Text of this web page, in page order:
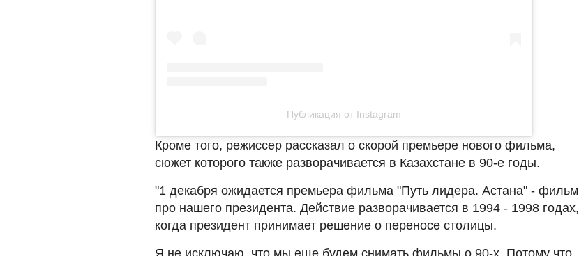
Публикация от Instagram
Кроме того, режиссер рассказал о скорой премьере нового фильма,
сюжет которого также разворачивается в Казахстане в 90-е годы.
"1 декабря ожидается премьера фильма "Путь лидера. Астана" - фильм
про нашего президента. Действие разворачивается в 1994 - 1998 годах,
когда президент принимает решение о переносе столицы.
Я не исключаю, что мы еще будем снимать фильмы о 90-х. Потому что